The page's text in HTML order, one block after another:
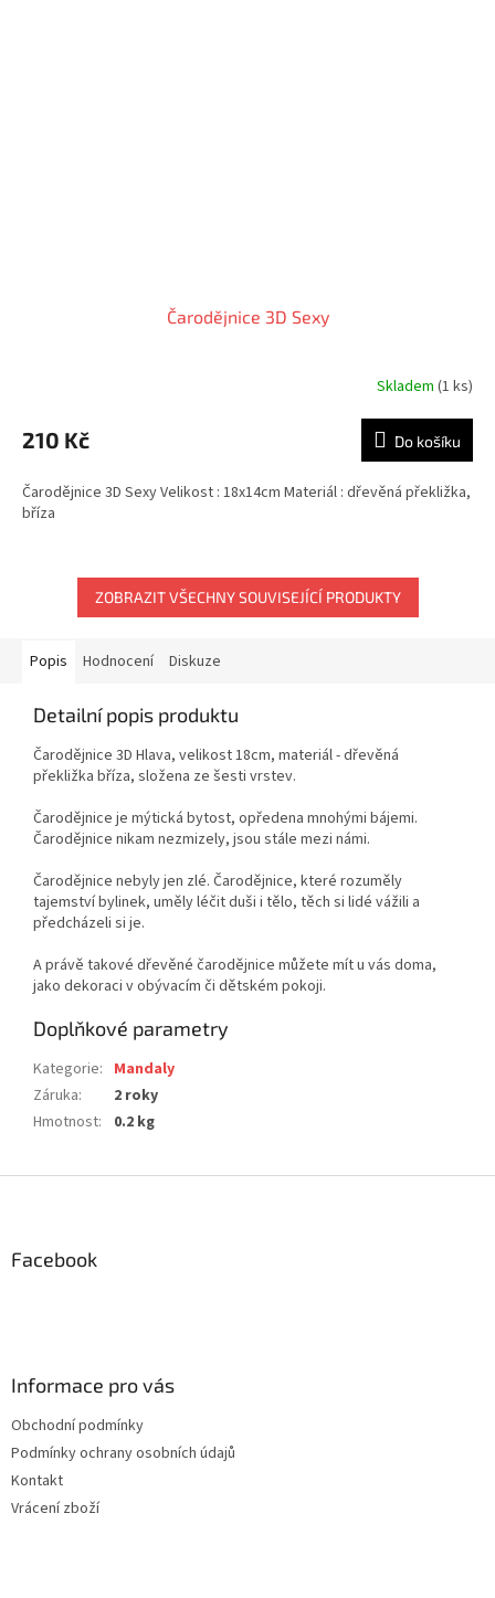
Čarodějnice 3D Sexy
Skladem (1 ks)
210 Kč Do košíku
Čarodějnice 3D Sexy Velikost : 18x14cm Materiál : dřevěná překližka,
bříza
ZOBRAZIT VŠECHNY SOUVISEJÍCÍ PRODUKTY
Popis Hodnocení Diskuze
Detailní popis produktu
Čarodějnice 3D Hlava, velikost 18cm, materiál - dřevěná
překližka bříza, složena ze šesti vrstev.
Čarodějnice je mýtická bytost, opředena mnohými bájemi.
Čarodějnice nikam nezmizely, jsou stále mezi námi.
Čarodějnice nebyly jen zlé. Čarodějnice, které rozuměly
tajemství bylinek, uměly léčit duši i tělo, těch si lidé vážili a
předcházeli si je.
A právě takové dřevěné čarodějnice můžete mít u vás doma,
jako dekoraci v obývacím či dětském pokoji.
Doplňkové parametry
Kategorie: Mandaly
Záruka:
2 roky
Hmotnost: 0.2 kg
Facebook
Informace pro vás
Obchodní podmínky
Podmínky ochrany osobních údajů
Kontakt
Vrácení zboží